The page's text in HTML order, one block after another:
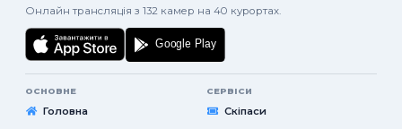
Онлайн трансляція з 132 камер на 40 курортах.
ОСНОВНЕ
Головна
СЕРВІСИ
Скіпаси